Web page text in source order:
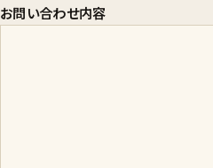
お問い合わせ内容